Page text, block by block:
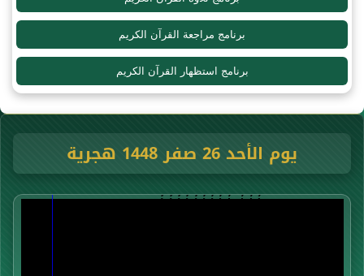
برنامج مراجعة القرآن الكريم
برنامج استظهار القرآن الكريم
يوم الأحد 26 صفر 1448 هجرية